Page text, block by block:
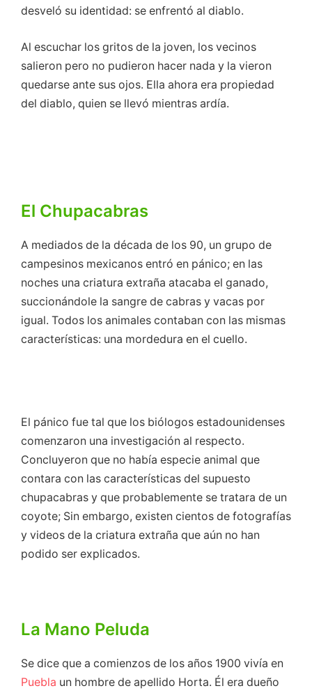
desveló su identidad: se enfrentó al diablo.
Al escuchar los gritos de la joven, los vecinos
salieron pero no pudieron hacer nada y la vieron
quedarse ante sus ojos. Ella ahora era propiedad
del diablo, quien se llevó mientras ardía.
El Chupacabras
A mediados de la década de los 90, un grupo de
campesinos mexicanos entró en pánico; en las
noches una criatura extraña atacaba el ganado,
succionándole la sangre de cabras y vacas por
igual. Todos los animales contaban con las mismas
características: una mordedura en el cuello.
El pánico fue tal que los biólogos estadounidenses
comenzaron una investigación al respecto.
Concluyeron que no había especie animal que
contara con las características del supuesto
chupacabras y que probablemente se tratara de un
coyote; Sin embargo, existen cientos de fotografías
y videos de la criatura extraña que aún no han
podido ser explicados.
La Mano Peluda
Se dice que a comienzos de los años 1900 vivía en
Puebla un hombre de apellido Horta. Él era dueño